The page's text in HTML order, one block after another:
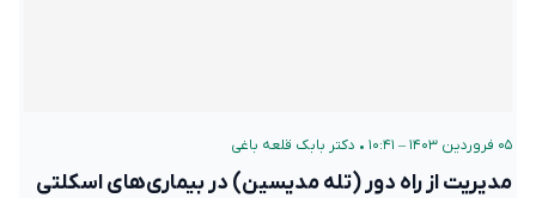
۰۵ فروردین ۱۴۰۳ – ۱۰:۴۱ • دکتر بابک قلعه‌ باغی
مدیریت از راه دور (تله مدیسین) در بیماری‌های اسکلتی